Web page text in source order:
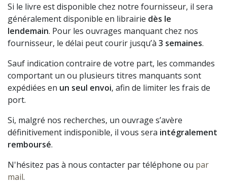
Si le livre est disponible chez notre fournisseur, il sera
généralement disponible en librairie dès le
lendemain. Pour les ouvrages manquant chez nos
fournisseur, le délai peut courir jusqu’à 3 semaines.
Sauf indication contraire de votre part, les commandes
comportant un ou plusieurs titres manquants sont
expédiées en un seul envoi, afin de limiter les frais de
port.
Si, malgré nos recherches, un ouvrage s’avère
définitivement indisponible, il vous sera intégralement
remboursé.
N'hésitez pas à nous contacter par téléphone ou par
mail.